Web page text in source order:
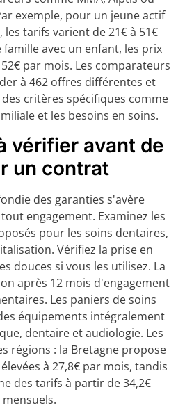
exemple, pour un jeune actif
les tarifs varient de 21€ à 51€
avec un enfant, les prix
par mois. Les comparateurs
à 462 offres différentes et
critères spécifiques comme
et les besoins en soins.
vérifier avant de
un contrat
des garanties s'avère
engagement. Examinez les
pour les soins dentaires,
Vérifiez la prise en
douces si vous les utilisez. La
après 12 mois d'engagement
Les paniers de soins
équipements intégralement
dentaire et audiologie. Les
régions : la Bretagne propose
à 27,8€ par mois, tandis
des tarifs à partir de 34,2€
mensuels.